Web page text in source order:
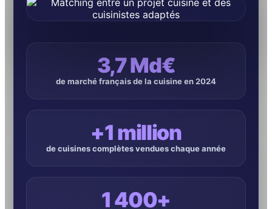
3,7 Md€
de marché français de la cuisine en 2024
+1 million
de cuisines complètes vendues chaque année
1 400+